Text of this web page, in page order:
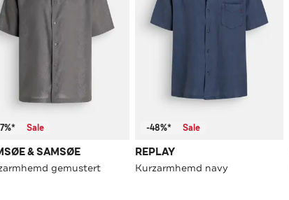
Sale
& SAMSØE
gemustert
-48%* Sale
REPLAY
Kurzarmhemd navy